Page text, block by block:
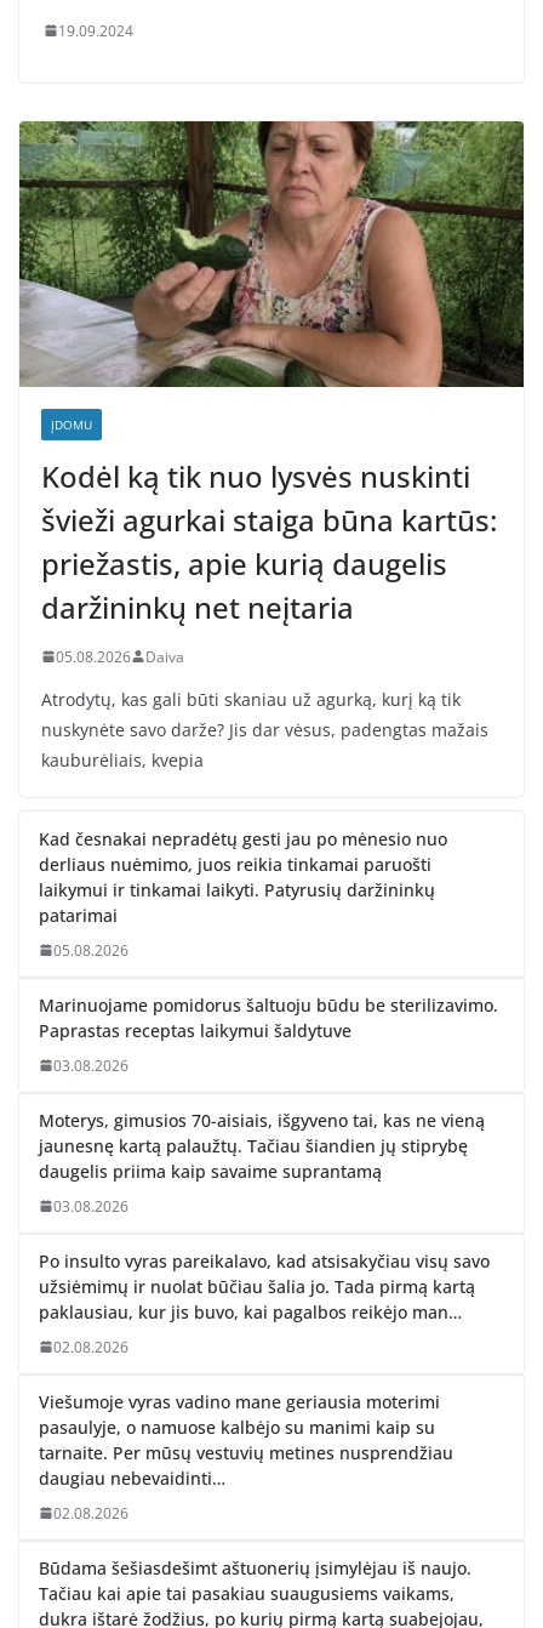
19.09.2024
ĮDOMU
Kodėl ką tik nuo lysvės nuskinti
švieži agurkai staiga būna kartūs:
priežastis, apie kurią daugelis
daržininkų net neįtaria
05.08.2026 Daiva
Atrodytų, kas gali būti skaniau už agurką, kurį ką tik
nuskynėte savo darže? Jis dar vėsus, padengtas mažais
kauburėliais, kvepia
Kad česnakai nepradėtų gesti jau po mėnesio nuo
derliaus nuėmimo, juos reikia tinkamai paruošti
laikymui ir tinkamai laikyti. Patyrusių daržininkų
patarimai
05.08.2026
Marinuojame pomidorus šaltuoju būdu be sterilizavimo.
Paprastas receptas laikymui šaldytuve
03.08.2026
Moterys, gimusios 70-aisiais, išgyveno tai, kas ne vieną
jaunesnę kartą palaužtų. Tačiau šiandien jų stiprybę
daugelis priima kaip savaime suprantamą
03.08.2026
Po insulto vyras pareikalavo, kad atsisakyčiau visų savo
užsiėmimų ir nuolat būčiau šalia jo. Tada pirmą kartą
paklausiau, kur jis buvo, kai pagalbos reikėjo man…
02.08.2026
Viešumoje vyras vadino mane geriausia moterimi
pasaulyje, o namuose kalbėjo su manimi kaip su
tarnaite. Per mūsų vestuvių metines nusprendžiau
daugiau nebevaidinti…
02.08.2026
Būdama šešiasdešimt aštuonerių įsimylėjau iš naujo.
Tačiau kai apie tai pasakiau suaugusiems vaikams,
dukra ištarė žodžius, po kurių pirmą kartą suabejojau,